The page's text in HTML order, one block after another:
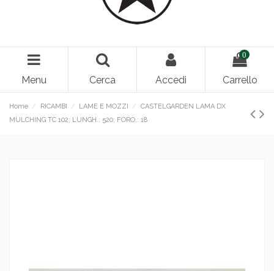
Menu Cerca Accedi
0
Carrello
Home RICAMBI LAME E MOZZI
CASTELGARDEN LAMA DX
MULCHING TC 102; LUNGH.: 520; FORO.: 18